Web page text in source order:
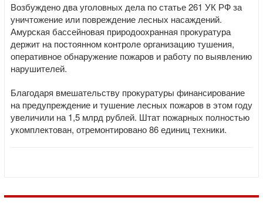
Возбуждено два уголовных дела по статье 261 УК РФ за
уничтожение или повреждение лесных насаждений.
Амурская бассейновая природоохранная прокуратура
держит на постоянном контроле организацию тушения,
оперативное обнаружение пожаров и работу по выявлению
нарушителей.
Благодаря вмешательству прокуратуры финансирование
на предупреждение и тушение лесных пожаров в этом году
увеличили на 1,5 млрд рублей. Штат пожарных полностью
укомплектован, отремонтировано 86 единиц техники.